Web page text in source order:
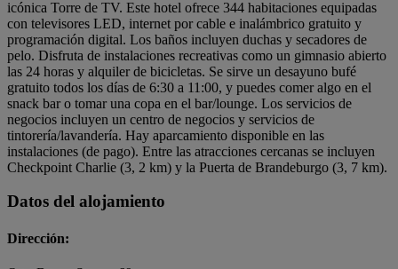
icónica Torre de TV. Este hotel ofrece 344 habitaciones equipadas
con televisores LED, internet por cable e inalámbrico gratuito y
programación digital. Los baños incluyen duchas y secadores de
pelo. Disfruta de instalaciones recreativas como un gimnasio abierto
las 24 horas y alquiler de bicicletas. Se sirve un desayuno bufé
gratuito todos los días de 6:30 a 11:00, y puedes comer algo en el
snack bar o tomar una copa en el bar/lounge. Los servicios de
negocios incluyen un centro de negocios y servicios de
tintorería/lavandería. Hay aparcamiento disponible en las
instalaciones (de pago). Entre las atracciones cercanas se incluyen
Checkpoint Charlie (3, 2 km) y la Puerta de Brandeburgo (3, 7 km).
Datos del alojamiento
Dirección: